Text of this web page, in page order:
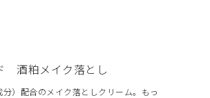
酒粕メイク落とし
）配合のメイク落としクリーム。もっ